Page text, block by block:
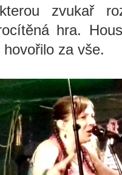
zvukař
hra.
za vše.